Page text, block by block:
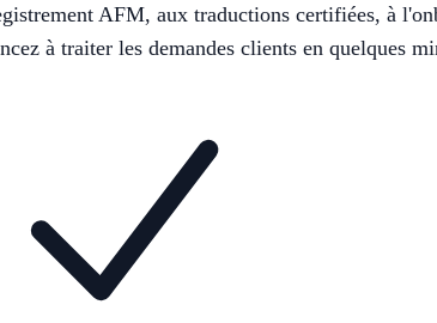
AFM, aux traductions certifiées, à
à traiter les demandes clients en quelques